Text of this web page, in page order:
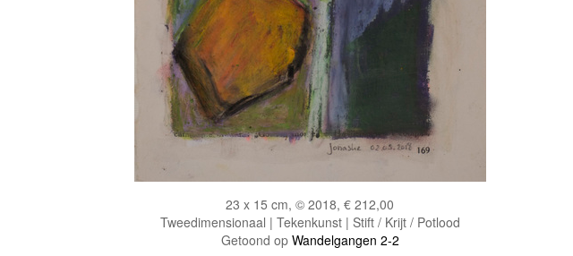
23 x 15 cm, © 2018, € 212,00
Tweedimensionaal | Tekenkunst | Stift / Krijt / Potlood
Getoond op Wandelgangen 2-2